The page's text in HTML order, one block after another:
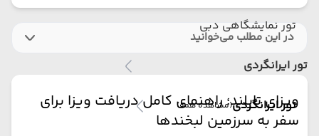
تور نمایشگاهی دبی
تور ایرانگردی
تور ایرانگردی(مشاهده همه)
در این مطلب می‌خوانید
ویزای تایلند؛ راهنمای کامل دریافت ویزا برای
سفر به سرزمین لبخندها